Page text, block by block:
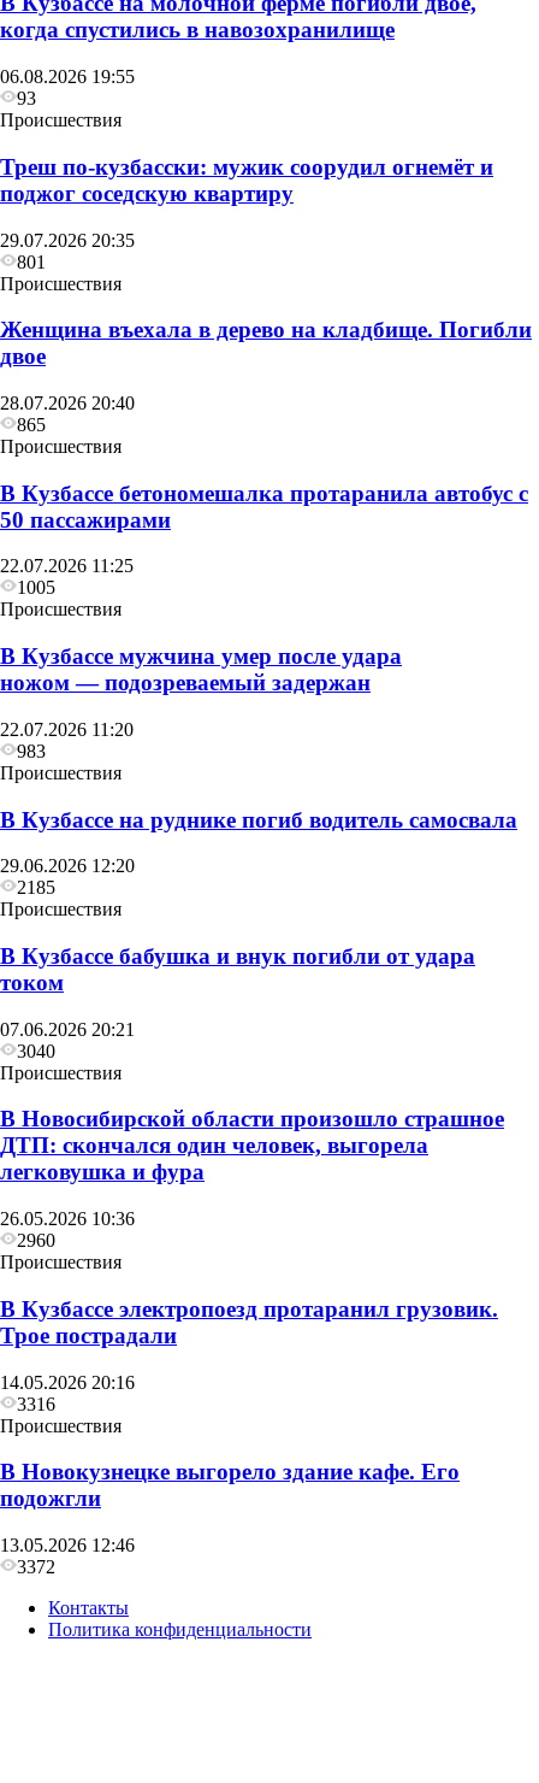
когда спустились в навозохранилище
06.08.2026 19:55
93
Происшествия
Треш по-кузбасски: мужик соорудил огнемёт и
поджог соседскую квартиру
29.07.2026 20:35
801
Происшествия
Женщина въехала в дерево на кладбище. Погибли
двое
28.07.2026 20:40
865
Происшествия
В Кузбассе бетономешалка протаранила автобус с
50 пассажирами
22.07.2026 11:25
1005
Происшествия
В Кузбассе мужчина умер после удара
ножом — подозреваемый задержан
22.07.2026 11:20
983
Происшествия
В Кузбассе на руднике погиб водитель самосвала
29.06.2026 12:20
2185
Происшествия
В Кузбассе бабушка и внук погибли от удара
током
07.06.2026 20:21
3040
Происшествия
В Новосибирской области произошло страшное
ДТП: скончался один человек, выгорела
легковушка и фура
26.05.2026 10:36
2960
Происшествия
В Кузбассе электропоезд протаранил грузовик.
Трое пострадали
14.05.2026 20:16
3316
Происшествия
В Новокузнецке выгорело здание кафе. Его
подожгли
13.05.2026 12:46
3372
Контакты
Политика конфиденциальности